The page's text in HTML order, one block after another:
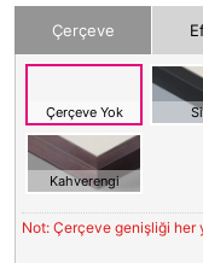
Çerçeve
Çerçeve Yok
Kahverengi
Not: Çerçeve genişliği her